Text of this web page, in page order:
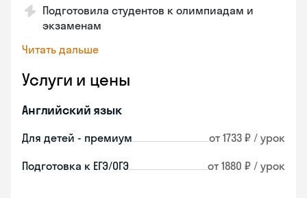
Подготовила студентов к олимпиадам и
экзаменам
Читать дальше
Услуги и цены
Английский язык
Для детей - премиум от 1733 ₽ / урок
Подготовка к ЕГЭ/ОГЭ от 1880 ₽ / урок